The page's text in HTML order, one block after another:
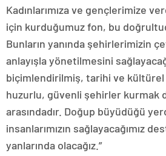
Kadınlarımıza ve gençlerimize
için kurduğumuz fon, bu
Bunların yanında şehirlerimizin
anlayışla yönetilmesini
biçimlendirilmiş, tarihi ve
huzurlu, güvenli şehirler kurmak
arasındadır. Doğup büyüdüğü
insanlarımızın sağlayacağımız
yanlarında olacağız.”